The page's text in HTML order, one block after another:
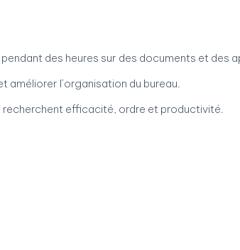
des heures sur des documents et des
améliorer l’organisation du bureau.
recherchent efficacité, ordre et productivité.